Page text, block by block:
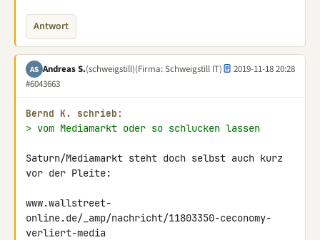
Antwort
AS Andreas S.(schweigstill)(Firma: Schweigstill IT)
2019-11-18 20:28
#6043663
Bernd K. schrieb:
> vom Mediamarkt oder so schlucken lassen
Saturn/Mediamarkt steht doch selbst auch kurz
vor der Pleite:
www.wallstreet-
online.de/_amp/nachricht/11803350-ceconomy-
verliert-media